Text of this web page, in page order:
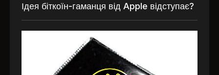
Ідея біткоїн-гаманця від Apple відступає?